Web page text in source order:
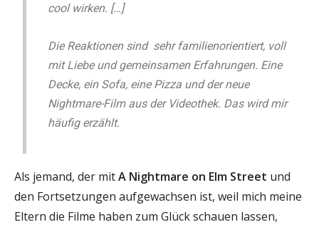
cool wirken. […]
Die Reaktionen sind sehr familienorientiert, voll
mit Liebe und gemeinsamen Erfahrungen. Eine
Decke, ein Sofa, eine Pizza und der neue
Nightmare-Film aus der Videothek. Das wird mir
häufig erzählt.
Als jemand, der mitA Nightmare on Elm Street und
den Fortsetzungen aufgewachsen ist, weil mich meine
Eltern die Filme haben zum Glück schauen lassen,